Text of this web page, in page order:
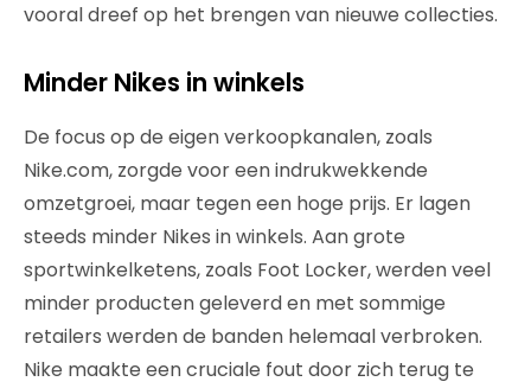
vooral dreef op het brengen van nieuwe collecties.
Minder Nikes in winkels
De focus op de eigen verkoopkanalen, zoals
Nike.com, zorgde voor een indrukwekkende
omzetgroei, maar tegen een hoge prijs. Er lagen
steeds minder Nikes in winkels. Aan grote
sportwinkelketens, zoals Foot Locker, werden veel
minder producten geleverd en met sommige
retailers werden de banden helemaal verbroken.
Nike maakte een cruciale fout door zich terug te